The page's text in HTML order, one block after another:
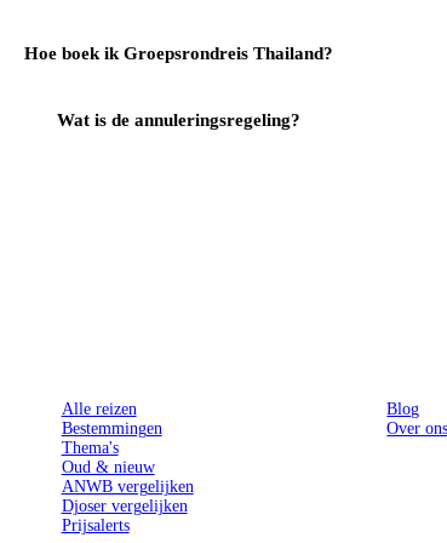
Hoe boek ik Groepsrondreis Thailand?
Wat is de annuleringsregeling?
Alle reizen
Bestemmingen
Thema's
Oud & nieuw
ANWB vergelijken
Djoser vergelijken
Prijsalerts
Blog
Over